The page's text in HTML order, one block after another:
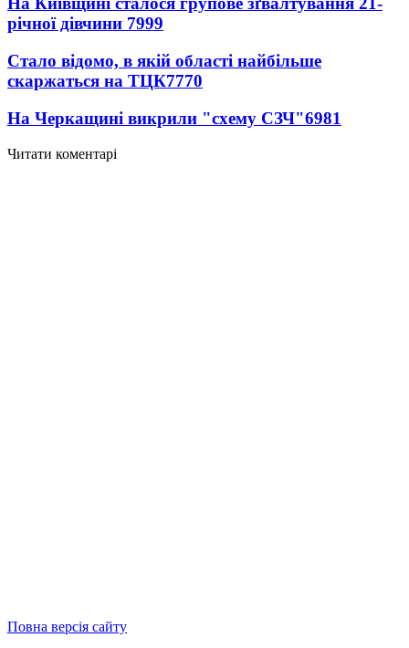
річної дівчини 7999
Стало відомо, в якій області найбільше
скаржаться на ТЦК7770
На Черкащині викрили "схему СЗЧ"6981
Читати коментарі
Повна версія сайту